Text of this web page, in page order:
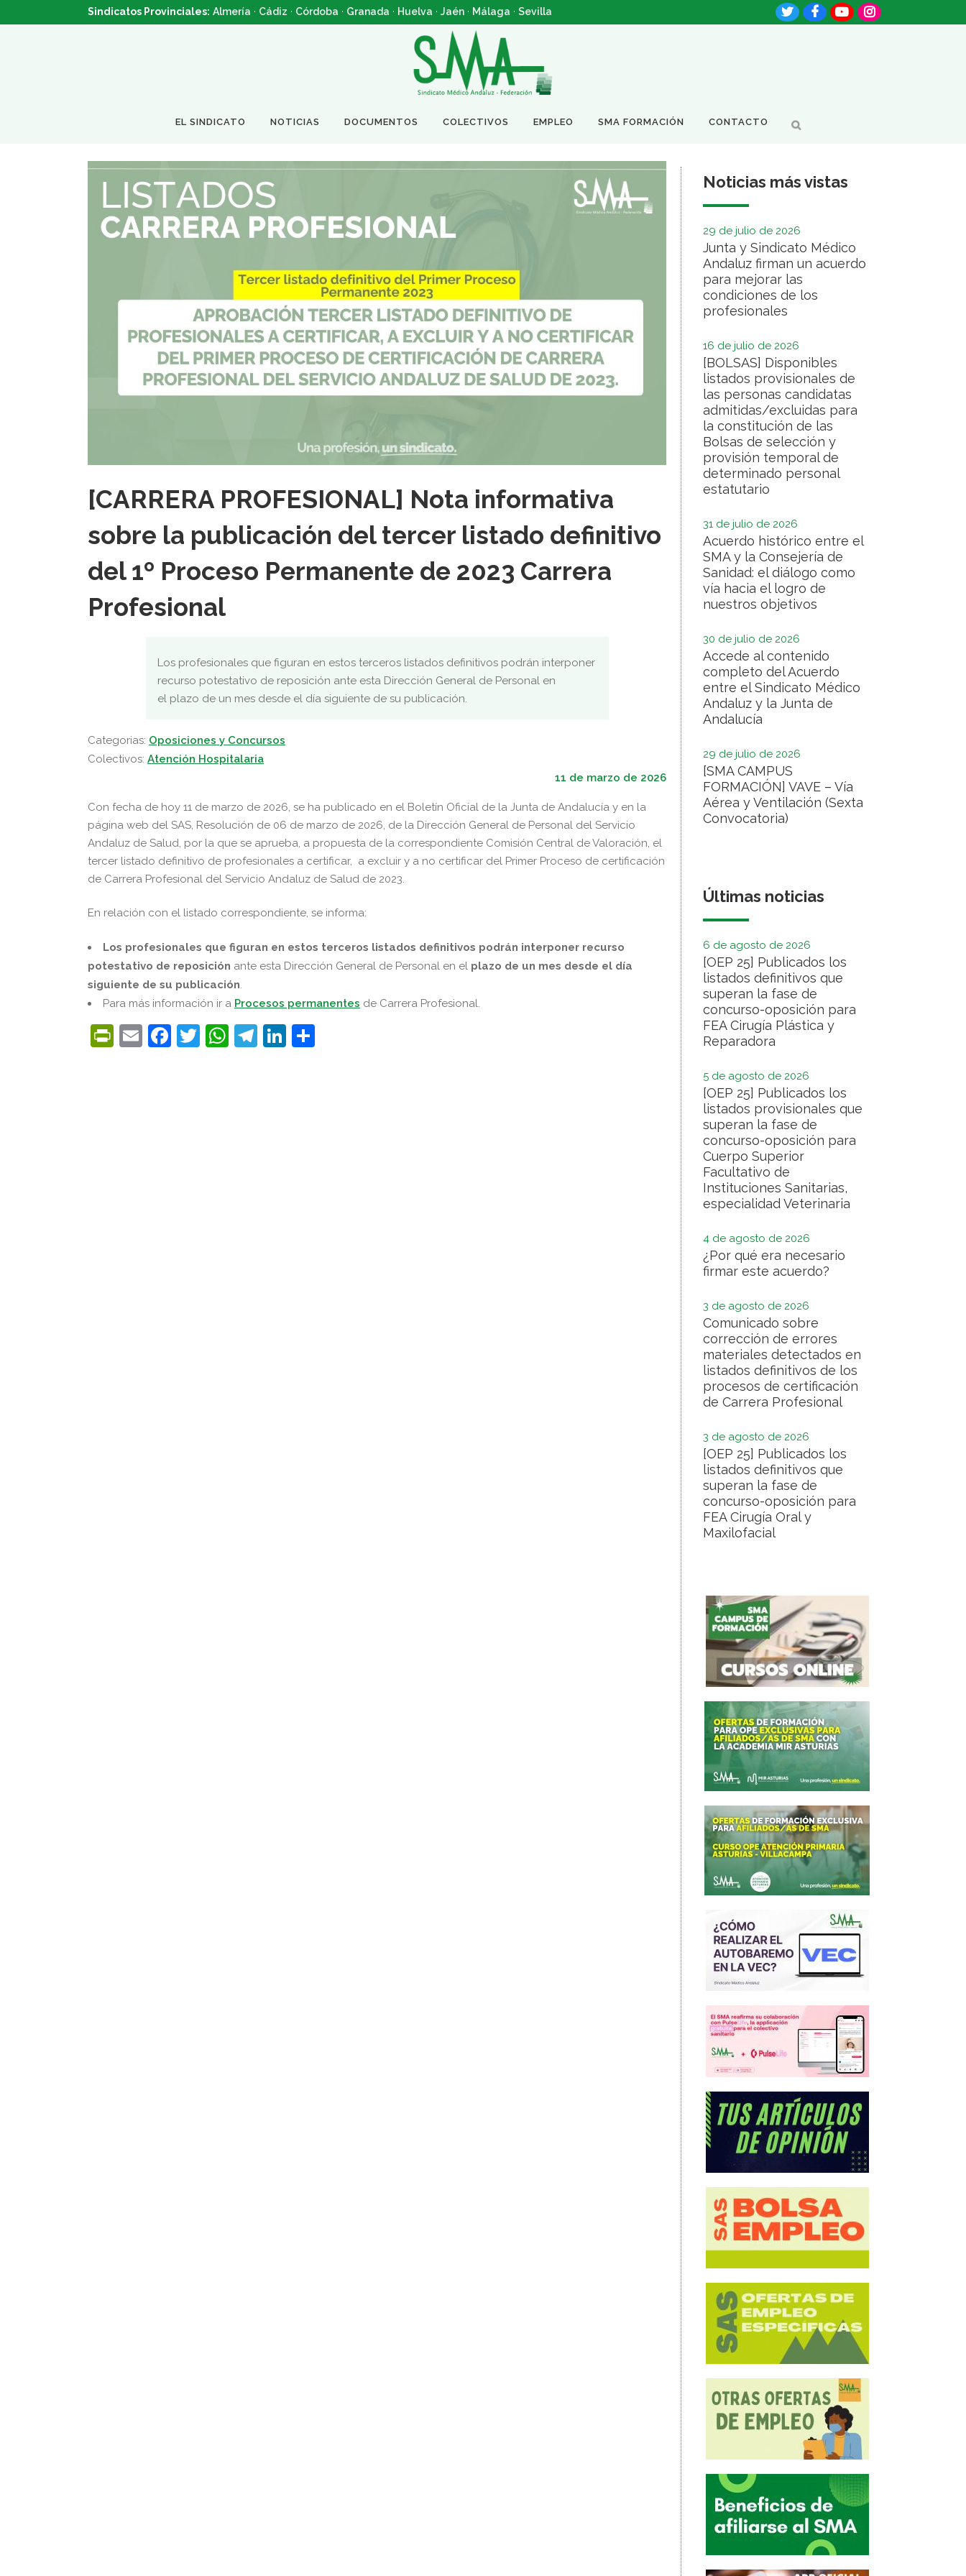
Sindicatos Provinciales: Almería · Cádiz · Córdoba · Granada · Huelva · Jaén · Málaga · Sevilla
EL SINDICATO NOTICIAS DOCUMENTOS COLECTIVOS EMPLEO SMA FORMACIÓN CONTACTO
[CARRERA PROFESIONAL] Nota informativa
sobre la publicación del tercer listado definitivo
del 1º Proceso Permanente de 2023 Carrera
Profesional
Los profesionales que figuran en estos terceros listados definitivos podrán interponer
recurso potestativo de reposición ante esta Dirección General de Personal en
el plazo de un mes desde el día siguiente de su publicación.
Categorias: Oposiciones y Concursos
Colectivos: Atención Hospitalaria
11 de marzo de 2026
Con fecha de hoy 11 de marzo de 2026, se ha publicado en el Boletín Oficial de la Junta de Andalucía y en la
página web del SAS, Resolución de 06 de marzo de 2026, de la Dirección General de Personal del Servicio
Andaluz de Salud, por la que se aprueba, a propuesta de la correspondiente Comisión Central de Valoración, el
tercer listado definitivo de profesionales a certificar, a excluir y a no certificar del Primer Proceso de certificación
de Carrera Profesional del Servicio Andaluz de Salud de 2023.
En relación con el listado correspondiente, se informa:
Los profesionales que figuran en estos terceros listados definitivos podrán interponer recurso
potestativo de reposición ante esta Dirección General de Personal en el plazo de un mes desde el día
siguiente de su publicación.
Para más información ir a Procesos permanentes de Carrera Profesional.
PrintFriendly
EmailFacebook
Twitter
WhatsApp
Telegram
LinkedIn
Noticias más vistas
29 de julio de 2026
Junta y Sindicato Médico
Andaluz firman un acuerdo
para mejorar las
condiciones de los
profesionales
16 de julio de 2026
[BOLSAS] Disponibles
listados provisionales de
las personas candidatas
admitidas/excluidas para
la constitución de las
Bolsas de selección y
provisión temporal de
determinado personal
estatutario
31 de julio de 2026
Acuerdo histórico entre el
SMA y la Consejería de
Sanidad: el diálogo como
vía hacia el logro de
nuestros objetivos
30 de julio de 2026
Accede al contenido
completo del Acuerdo
entre el Sindicato Médico
Andaluz y la Junta de
Andalucía
29 de julio de 2026
[SMA CAMPUS
FORMACIÓN] VAVE – Vía
Aérea y Ventilación (Sexta
Convocatoria)
Últimas noticias
6 de agosto de 2026
[OEP 25] Publicados los
listados definitivos que
superan la fase de
concurso-oposición para
FEA Cirugía Plástica y
Reparadora
5 de agosto de 2026
[OEP 25] Publicados los
listados provisionales que
superan la fase de
concurso-oposición para
Cuerpo Superior
Facultativo de
Instituciones Sanitarias,
especialidad Veterinaria
4 de agosto de 2026
¿Por qué era necesario
firmar este acuerdo?
3 de agosto de 2026
Comunicado sobre
corrección de errores
materiales detectados en
listados definitivos de los
procesos de certificación
de Carrera Profesional
3 de agosto de 2026
[OEP 25] Publicados los
listados definitivos que
superan la fase de
concurso-oposición para
FEA Cirugía Oral y
Maxilofacial